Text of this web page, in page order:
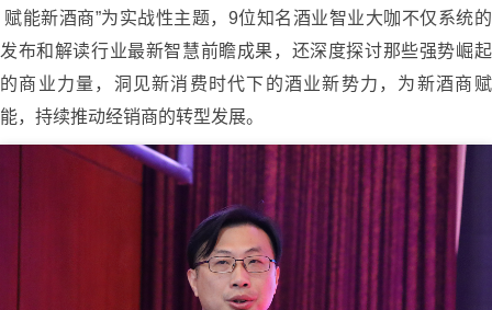
赋能新酒商”为实战性主题，9位知名酒业智业大咖不仅系统的
发布和解读行业最新智慧前瞻成果，还深度探讨那些强势崛起
的商业力量，洞见新消费时代下的酒业新势力，为新酒商赋
能，持续推动经销商的转型发展。